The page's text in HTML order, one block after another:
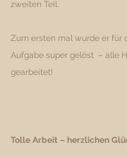
zweiten Teil.
Zum ersten mal wurde er für
Aufgabe super gelöst – alle
gearbeitet!
Tolle Arbeit – herzlichen